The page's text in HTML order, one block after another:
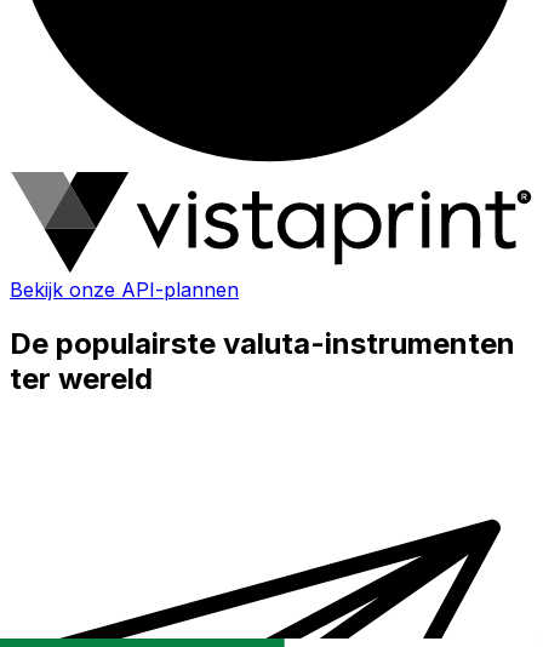
Bekijk onze API-plannen
De populairste valuta-instrumenten
ter wereld